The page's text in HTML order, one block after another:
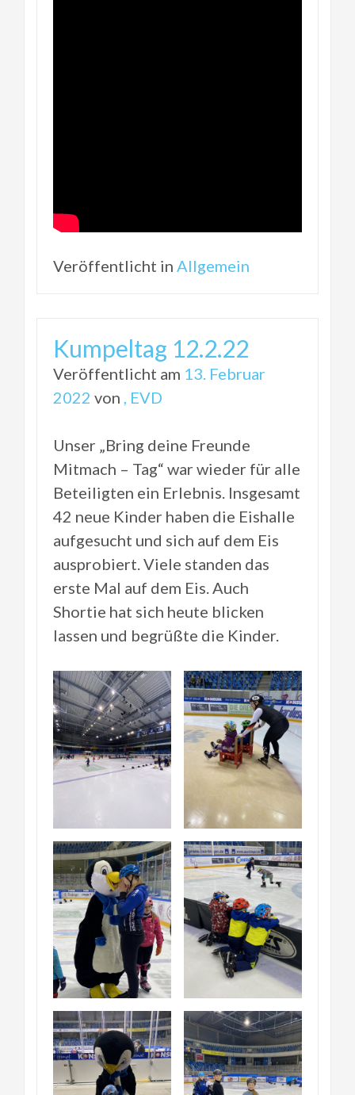
Veröffentlicht in Allgemein
Kumpeltag 12.2.22
Veröffentlicht am 13. Februar
2022 von , EVD
Unser „Bring deine Freunde
Mitmach – Tag“ war wieder für alle
Beteiligten ein Erlebnis. Insgesamt
42 neue Kinder haben die Eishalle
aufgesucht und sich auf dem Eis
ausprobiert. Viele standen das
erste Mal auf dem Eis. Auch
Shortie hat sich heute blicken
lassen und begrüßte die Kinder.